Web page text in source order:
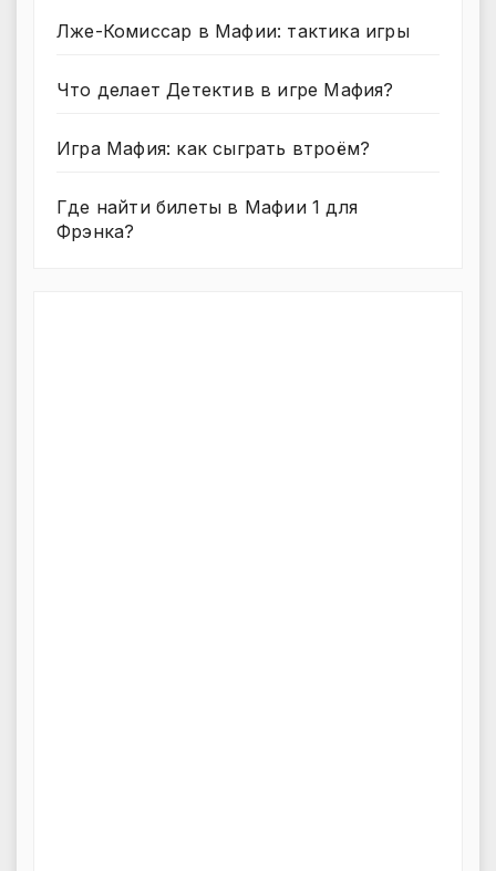
Лже-Комиссар в Мафии: тактика игры
Что делает Детектив в игре Мафия?
Игра Мафия: как сыграть втроём?
Где найти билеты в Мафии 1 для
Фрэнка?